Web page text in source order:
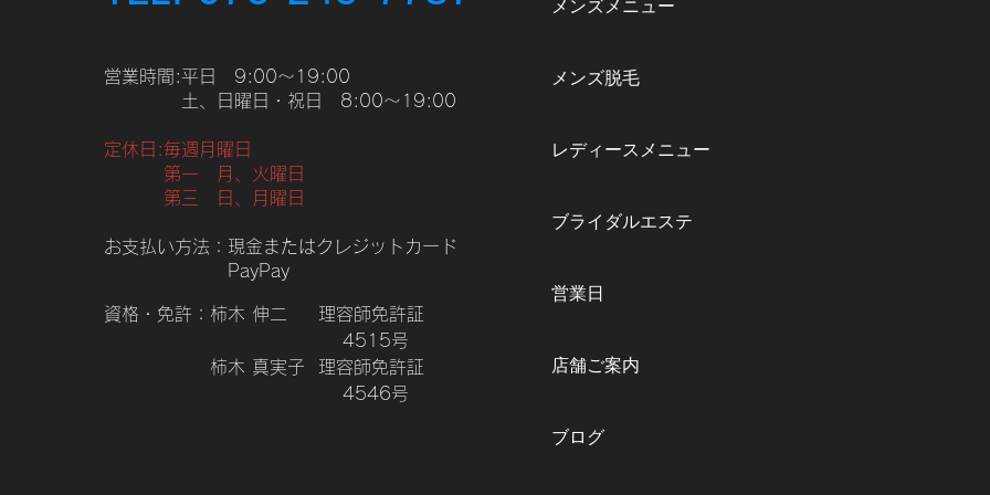
営業時間:平日 9:00～19:00
土、日曜日・祝日 8:00～19:00
定休日:毎週月曜日
第一 月、火曜日
第三 日、月曜日
お支払い方法：現金またはクレジットカード
PayPay
資格・免許：柿木 伸二 理容師免許証
4515号
柿木 真実子 理容師免許証
4546号
メンズメニュー
メンズ脱毛
レディースメニュー
ブライダルエステ
営業日
店舗ご案内
ブログ